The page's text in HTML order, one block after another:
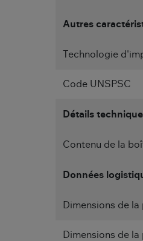
Autres
Technologie
Code UNSPSC
Détails
Contenu de la
Données
Dimensions de
Dimensions de